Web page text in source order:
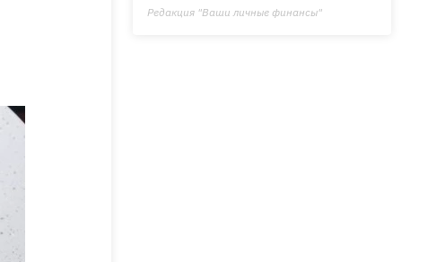
Редакция "Ваши личные финансы"